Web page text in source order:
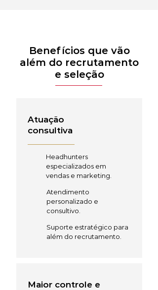
Benefícios que vão
além do recrutamento
e seleção
Atuação
consultiva
Headhunters
especializados em
vendas e marketing.
Atendimento
personalizado e
consultivo.
Suporte estratégico para
além do recrutamento.
Maior controle e